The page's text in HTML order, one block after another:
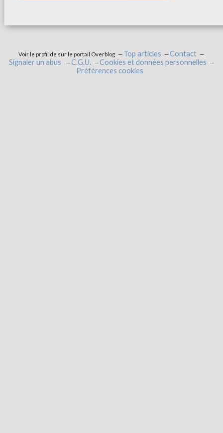
Voir le profil de sur le portail Overblog Top articles
Contact
Signaler un abus
C.G.U.
Cookies et données personnelles
Préférences cookies